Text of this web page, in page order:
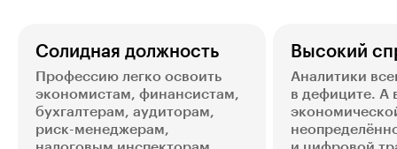
Солидная должность
Профессию легко освоить
экономистам, финансистам,
бухгалтерам, аудиторам,
риск-менеджерам,
Высокий
Аналитики
в дефиците. А